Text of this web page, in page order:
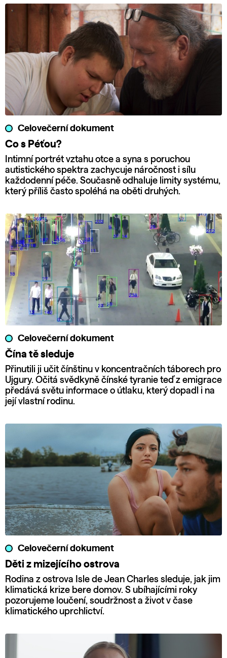
Celovečerní dokument
Co s Péťou?
Intimní portrét vztahu otce a syna s poruchou
autistického spektra zachycuje náročnost i sílu
každodenní péče. Současně odhaluje limity systému,
který příliš často spoléhá na oběti druhých.
Celovečerní dokument
Čína tě sleduje
Přinutili ji učit čínštinu v koncentračních táborech pro
Ujgury. Očitá svědkyně čínské tyranie teď z emigrace
předává světu informace o útlaku, který dopadl i na
její vlastní rodinu.
Celovečerní dokument
Děti z mizejícího ostrova
Rodina z ostrova Isle de Jean Charles sleduje, jak jim
klimatická krize bere domov. S ubíhajícími roky
pozorujeme loučení, soudržnost a život v čase
klimatického uprchlictví.